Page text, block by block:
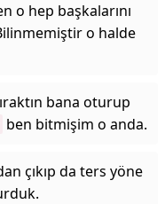
o hep başkalarını
o halde
bana oturup
ben bitmişim o anda.
çıkıp da ters yöne